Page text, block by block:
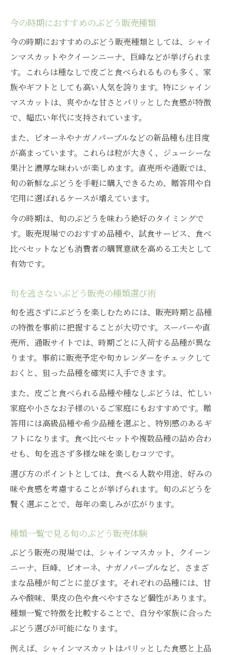
今の時期におすすめのぶどう販売種類
今の時期におすすめのぶどう販売種類としては、シャイ
ンマスカットやクイーンニーナ、巨峰などが挙げられま
す。これらは種なしで皮ごと食べられるものも多く、家
族やギフトとしても高い人気を誇ります。特にシャイン
マスカットは、爽やかな甘さとパリッとした食感が特徴
で、幅広い年代に支持されています。
また、ピオーネやナガノパープルなどの新品種も注目度
が高まっています。これらは粒が大きく、ジューシーな
果汁と濃厚な味わいが楽しめます。直売所や通販では、
旬の新鮮なぶどうを手軽に購入できるため、贈答用や自
宅用に選ばれるケースが増えています。
今の時期は、旬のぶどうを味わう絶好のタイミングで
す。販売現場でのおすすめ品種や、試食サービス、食べ
比べセットなども消費者の購買意欲を高める工夫として
有効です。
旬を逃さないぶどう販売の種類選び術
旬を逃さずにぶどうを楽しむためには、販売時期と品種
の特徴を事前に把握することが大切です。スーパーや直
売所、通販サイトでは、時期ごとに入荷する品種が異な
ります。事前に販売予定や旬カレンダーをチェックして
おくと、狙った品種を確実に入手できます。
また、皮ごと食べられる品種や種なしぶどうは、忙しい
家庭や小さなお子様のいるご家庭にもおすすめです。贈
答用には高級品種や希少品種を選ぶと、特別感のあるギ
フトになります。食べ比べセットや複数品種の詰め合わ
せも、旬を逃さず多様な味を楽しむコツです。
選び方のポイントとしては、食べる人数や用途、好みの
味や食感を考慮することが挙げられます。旬のぶどうを
賢く選ぶことで、毎年の楽しみが広がります。
種類一覧で見る旬のぶどう販売体験
ぶどう販売の現場では、シャインマスカット、クイーン
ニーナ、巨峰、ピオーネ、ナガノパープルなど、さまざ
まな品種が旬ごとに並びます。それぞれの品種には、甘
みや酸味、果皮の色や食べやすさなど個性があります。
種類一覧で特徴を比較することで、自分や家族に合った
ぶどう選びが可能になります。
例えば、シャインマスカットはパリッとした食感と上品